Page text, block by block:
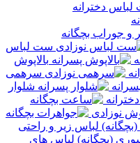
دخترانه
و جوراب بچگانه
ست لباس
بالاپوش
سرهمی
شلوار
نوزادی
لباس زیر و راحتی
لباس های